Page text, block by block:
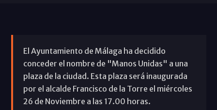
El Ayuntamiento de Málaga ha decidido
conceder el nombre de "Manos Unidas" a una
plaza de la ciudad. Esta plaza será inaugurada
por el alcalde Francisco de la Torre el miércoles
26 de Noviembre a las 17.00 horas.